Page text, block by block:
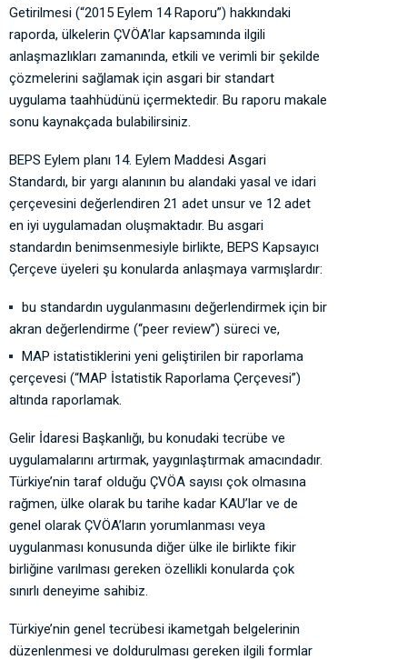
Getirilmesi (“2015 Eylem 14 Raporu”) hakkındaki
raporda, ülkelerin ÇVÖA’lar kapsamında ilgili
anlaşmazlıkları zamanında, etkili ve verimli bir şekilde
çözmelerini sağlamak için asgari bir standart
uygulama taahhüdünü içermektedir. Bu raporu makale
sonu kaynakçada bulabilirsiniz.
BEPS Eylem planı 14. Eylem Maddesi Asgari
Standardı, bir yargı alanının bu alandaki yasal ve idari
çerçevesini değerlendiren 21 adet unsur ve 12 adet
en iyi uygulamadan oluşmaktadır. Bu asgari
standardın benimsenmesiyle birlikte, BEPS Kapsayıcı
Çerçeve üyeleri şu konularda anlaşmaya varmışlardır:
bu standardın uygulanmasını değerlendirmek için bir
akran değerlendirme (‘‘peer review’’) süreci ve,
MAP istatistiklerini yeni geliştirilen bir raporlama
çerçevesi (“MAP İstatistik Raporlama Çerçevesi”)
altında raporlamak.
Gelir İdaresi Başkanlığı, bu konudaki tecrübe ve
uygulamalarını artırmak, yaygınlaştırmak amacındadır.
Türkiye’nin taraf olduğu ÇVÖA sayısı çok olmasına
rağmen, ülke olarak bu tarihe kadar KAU’lar ve de
genel olarak ÇVÖA’ların yorumlanması veya
uygulanması konusunda diğer ülke ile birlikte fikir
birliğine varılması gereken özellikli konularda çok
sınırlı deneyime sahibiz.
Türkiye’nin genel tecrübesi ikametgah belgelerinin
düzenlenmesi ve doldurulması gereken ilgili formlar